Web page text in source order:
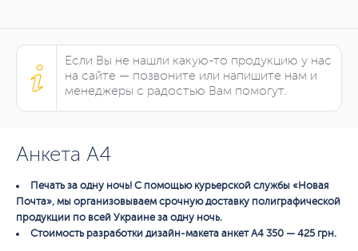
Если Вы не нашли какую-то продукцию у нас
на сайте — позвоните или напишите нам и
менеджеры с радостью Вам помогут.
Анкета А4
Печать за одну ночь! С помощью курьерской службы «Новая
Почта», мы организовываем срочную доставку полиграфической
продукции по всей Украине за одну ночь.
Стоимость разработки дизайн-макета анкет А4 350 — 425 грн.